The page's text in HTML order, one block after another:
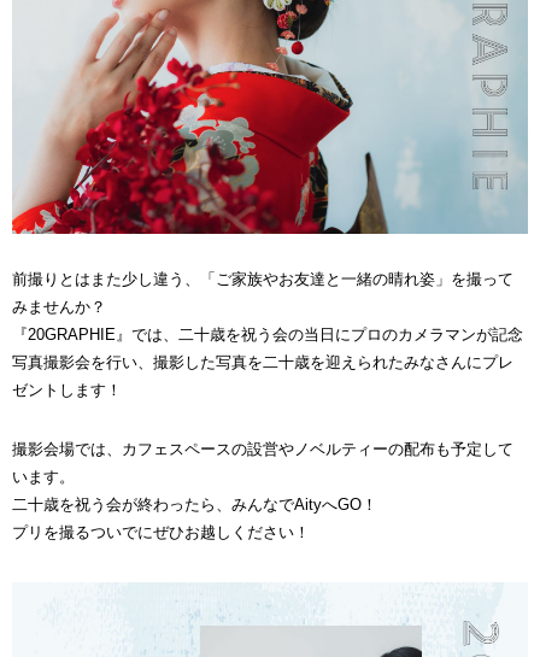
前撮りとはまた少し違う、「ご家族やお友達と一緒の晴れ姿」を撮って
みませんか？
『20GRAPHIE』では、二十歳を祝う会の当日にプロのカメラマンが記念
写真撮影会を行い、撮影した写真を二十歳を迎えられたみなさんにプレ
ゼントします！
撮影会場では、カフェスペースの設営やノベルティーの配布も予定して
います。
二十歳を祝う会が終わったら、みんなでAityへGO！
プリを撮るついでにぜひお越しください！